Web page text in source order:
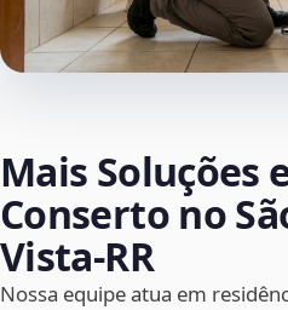
Mais Soluções
Conserto no
Vista‑RR
Nossa equipe atua em